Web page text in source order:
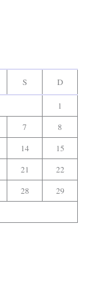
S D
1
7
8
14
15
21
22
28
29